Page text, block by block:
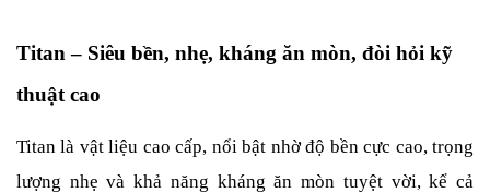
Titan – Siêu bền, nhẹ, kháng ăn mòn, đòi hỏi kỹ
thuật cao
Titan là vật liệu cao cấp, nổi bật nhờ độ bền cực cao, trọng
lượng nhẹ và khả năng kháng ăn mòn tuyệt vời, kể cả